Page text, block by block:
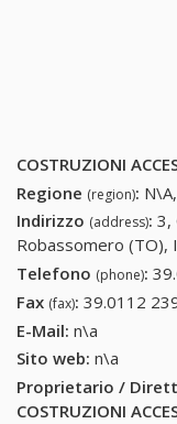
COSTRUZIONI
Regione (region):
Indirizzo (address): 3,
Robassomero (TO),
Telefono (phone):
Fax (fax): 39.0112
E-Mail: n\a
Sito web: n\a
Proprietario /
COSTRUZIONI